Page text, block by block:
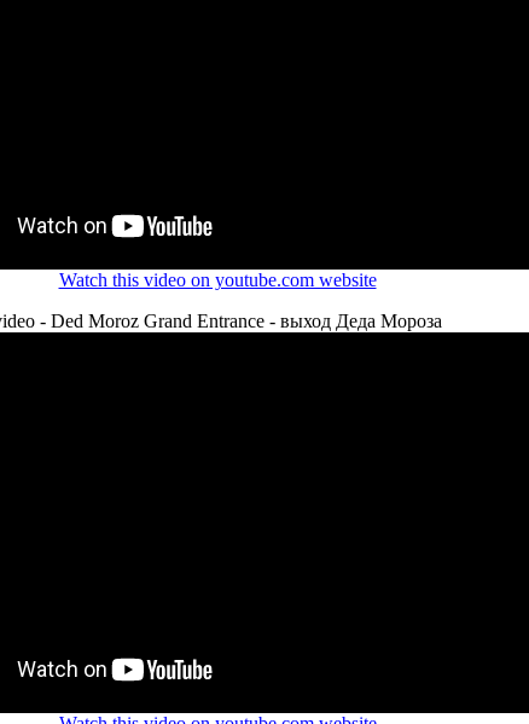
Watch this video on youtube.com website
- Ded Moroz Grand Entrance - выход Деда Мороза